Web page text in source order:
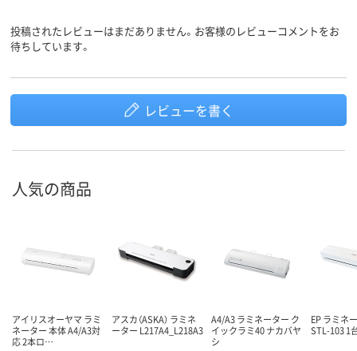
投稿されたレビューはまだありません。お客様のレビューコメントをお
待ちしています。
レビューを書く
人気の商品
アイリスオーヤマ ラミ
ネーター 本体 A4/A3対
応 2本ロ…
アスカ（ASKA） ラミネ
ーター L217A4_L218A3
A4/A3 ラミネーター ク
イックラミ40 ナカバヤ
シ
EP ラミネ
STL-103 1